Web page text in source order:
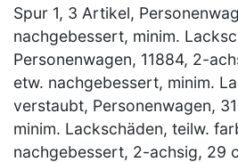
Spur 1, 3 Artikel,
nachgebessert, minim.
Personenwagen, 11884, 2-
etw. nachgebessert, minim.
verstaubt, Personenwagen,
minim. Lackschäden, teilw.
nachgebessert, 2-achsig, 29